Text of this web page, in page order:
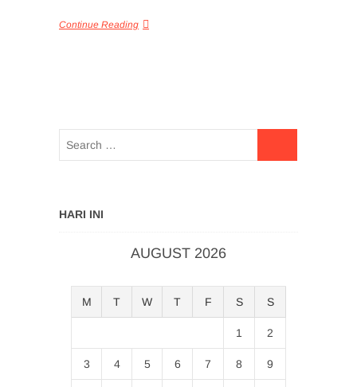
Continue Reading
HARI INI
AUGUST 2026
M T W T F S S
1 2
3 4 5 6 7 8 9